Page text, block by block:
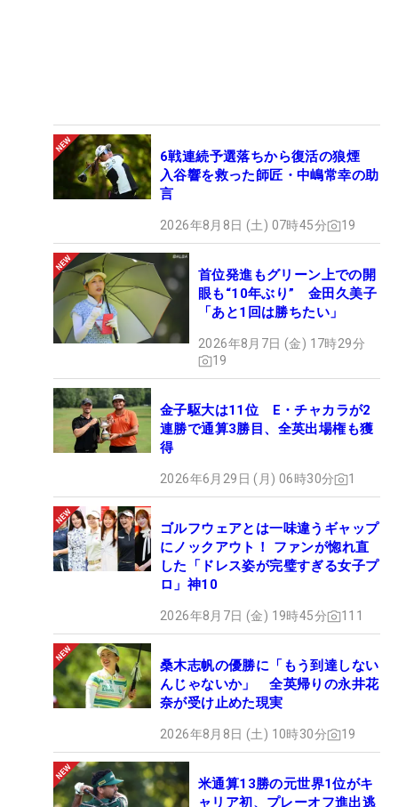
6戦連続予選落ちから復活の狼煙
入谷響を救った師匠・中嶋常幸の助
言
2026年8月8日 (土) 07時45分 19
首位発進もグリーン上での開
眼も“10年ぶり” 金田久美子
「あと1回は勝ちたい」
2026年8月7日 (金) 17時29分
19
金子駆大は11位 E・チャカラが2
連勝で通算3勝目、全英出場権も獲
得
2026年6月29日 (月) 06時30分 1
ゴルフウェアとは一味違うギャップ
にノックアウト！ ファンが惚れ直
した「ドレス姿が完璧すぎる女子プ
ロ」神10
2026年8月7日 (金) 19時45分 111
桑木志帆の優勝に「もう到達しない
んじゃないか」 全英帰りの永井花
奈が受け止めた現実
2026年8月8日 (土) 10時30分 19
米通算13勝の元世界1位がキ
ャリア初、プレーオフ進出逃